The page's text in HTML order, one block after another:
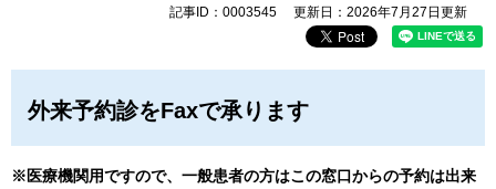
記事ID：0003545 更新日：2026年7月27日更新
外来予約診をFaxで承ります
※医療機関用ですので、一般患者の方はこの窓口からの予約は出来